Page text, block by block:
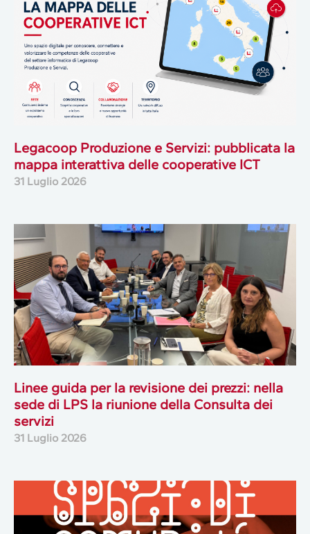
Legacoop Produzione e Servizi: pubblicata la
mappa interattiva delle cooperative ICT
31 Luglio 2026
Linee guida per la revisione dei prezzi: nella
sede di LPS la riunione della Consulta dei
servizi
31 Luglio 2026